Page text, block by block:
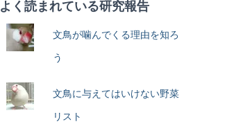
よく読まれている研究報告
文鳥が噛んでくる理由を知ろ
う
文鳥に与えてはいけない野菜
リスト